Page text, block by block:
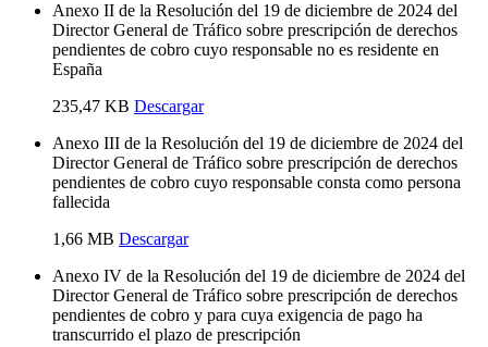
Anexo II de la Resolución del 19 de diciembre de 2024 del
Director General de Tráfico sobre prescripción de derechos
pendientes de cobro cuyo responsable no es residente en
España
235,47 KB Descargar
Anexo III de la Resolución del 19 de diciembre de 2024 del
Director General de Tráfico sobre prescripción de derechos
pendientes de cobro cuyo responsable consta como persona
fallecida
1,66 MB Descargar
Anexo IV de la Resolución del 19 de diciembre de 2024 del
Director General de Tráfico sobre prescripción de derechos
pendientes de cobro y para cuya exigencia de pago ha
transcurrido el plazo de prescripción